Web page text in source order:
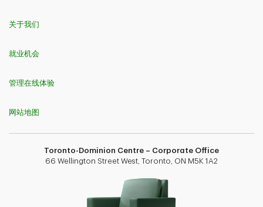
关于我们
就业机会
管理在线体验
网站地图
Toronto-Dominion Centre – Corporate Office
66 Wellington Street West, Toronto, ON M5K 1A2